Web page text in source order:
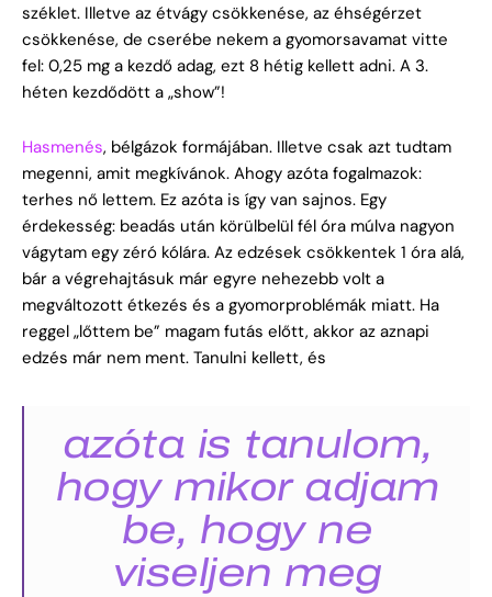
széklet. Illetve az étvágy csökkenése, az éhségérzet
csökkenése, de cserébe nekem a gyomorsavamat vitte
fel: 0,25 mg a kezdő adag, ezt 8 hétig kellett adni. A 3.
héten kezdődött a „show”!
Hasmenés, bélgázok formájában. Illetve csak azt tudtam
megenni, amit megkívánok. Ahogy azóta fogalmazok:
terhes nő lettem. Ez azóta is így van sajnos. Egy
érdekesség: beadás után körülbelül fél óra múlva nagyon
vágytam egy zéró kólára. Az edzések csökkentek 1 óra alá,
bár a végrehajtásuk már egyre nehezebb volt a
megváltozott étkezés és a gyomorproblémák miatt. Ha
reggel „lőttem be” magam futás előtt, akkor az aznapi
edzés már nem ment. Tanulni kellett, és
azóta is tanulom,
hogy mikor adjam
be, hogy ne
viseljen meg